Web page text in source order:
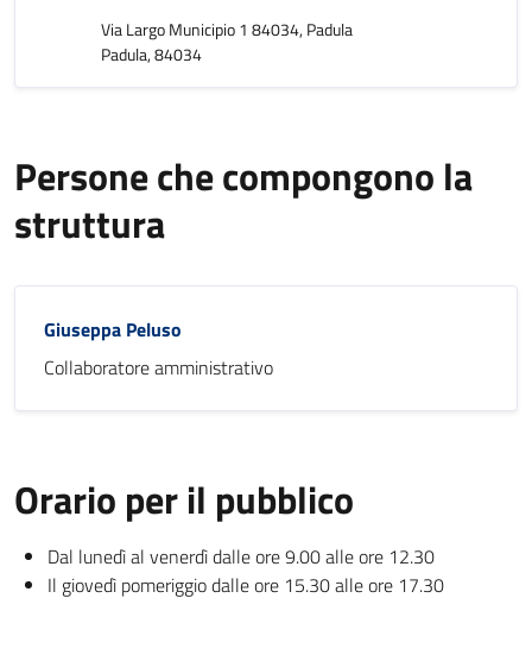
Via Largo Municipio 1 84034, Padula
Padula, 84034
Persone che compongono la
struttura
Giuseppa Peluso
Collaboratore amministrativo
Orario per il pubblico
Dal lunedì al venerdì dalle ore 9.00 alle ore 12.30
Il giovedì pomeriggio dalle ore 15.30 alle ore 17.30